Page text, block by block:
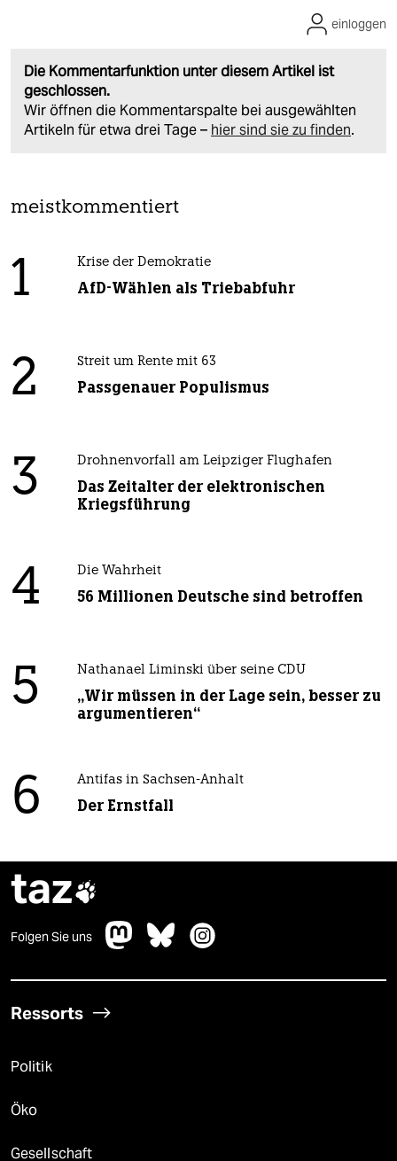
Die Kommentarfunktion unter diesem Artikel ist
geschlossen.
Wir öffnen die Kommentarspalte bei ausgewählten
Artikeln für etwa drei Tage – hier sind sie zu finden.
einloggen
meistkommentiert
1 Krise der Demokratie
AfD-Wählen als Triebabfuhr
2 Streit um Rente mit 63
Passgenauer Populismus
3 Drohnenvorfall am Leipziger Flughafen
Das Zeitalter der elektronischen
Kriegsführung
4 Die Wahrheit
56 Millionen Deutsche sind betroffen
5 Nathanael Liminski über seine CDU
„Wir müssen in der Lage sein, besser zu
argumentieren“
6 Antifas in Sachsen-Anhalt
Der Ernstfall
taz
Folgen Sie uns
Ressorts
Politik
Öko
Gesellschaft